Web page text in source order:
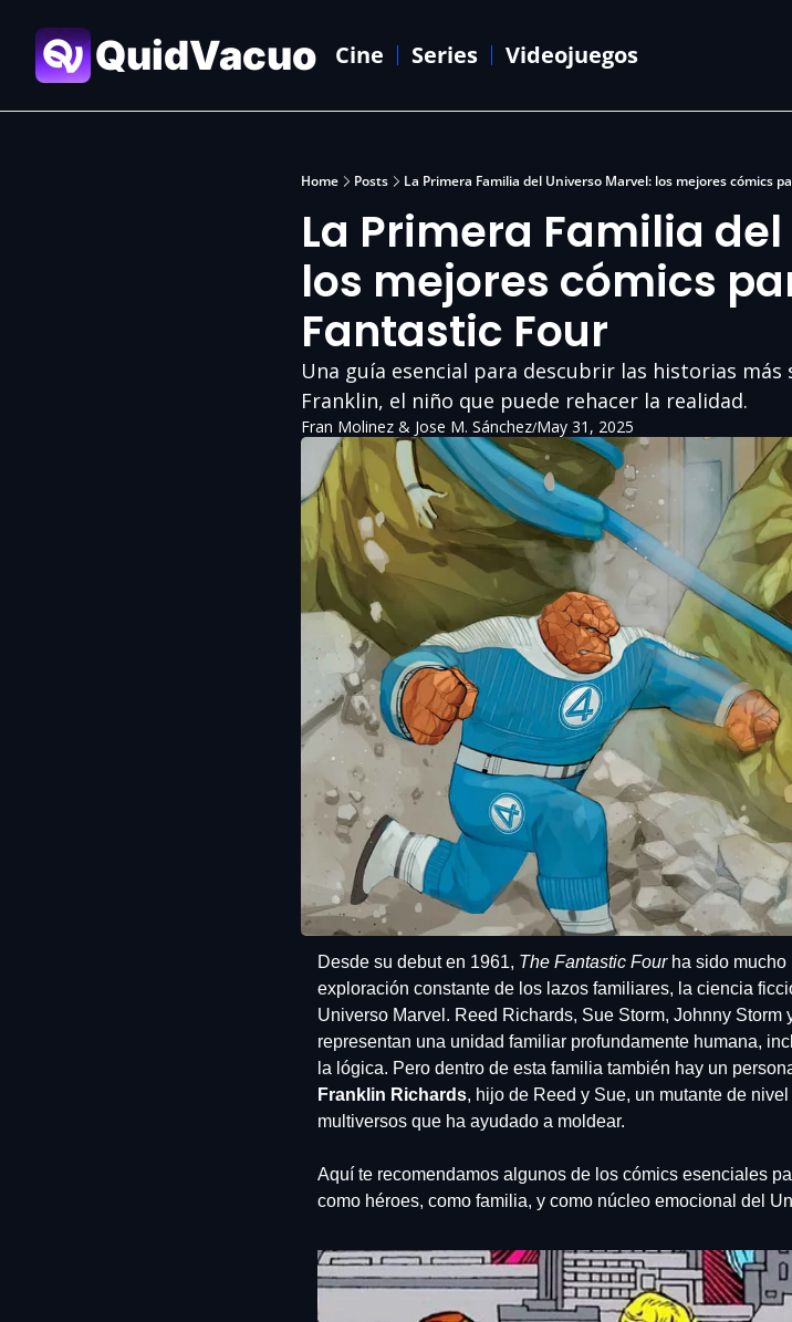
QuidVacuo Cine Series Videojuegos
Home Posts La Primera Familia del Universo Marvel: los mejores cómics
La Primera Familia
los mejores cómics
Fantastic Four
Una guía esencial para descubrir las historias
Franklin, el niño que puede rehacer la realidad.
Fran Molinez & Jose M. Sánchez/May 31, 2025
Desde su debut en 1961, The Fantastic Four ha sido mucho
exploración constante de los lazos familiares, la ciencia
Universo Marvel. Reed Richards, Sue Storm, Johnny
representan una unidad familiar profundamente humana,
Franklin Richards, hijo de Reed y Sue, un mutante de
multiversos que ha ayudado a moldear.
Aquí te recomendamos algunos de los cómics esenciales
como héroes, como familia, y como núcleo emocional del